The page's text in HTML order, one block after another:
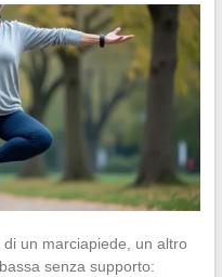
un marciapiede, un altro
senza supporto: